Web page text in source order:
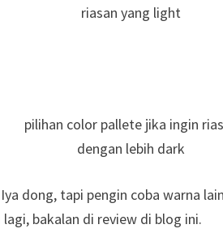
riasan yang light
pilihan color pallete jika ingin
dengan lebih dark
dong, tapi pengin coba warna
bakalan di review di blog ini.